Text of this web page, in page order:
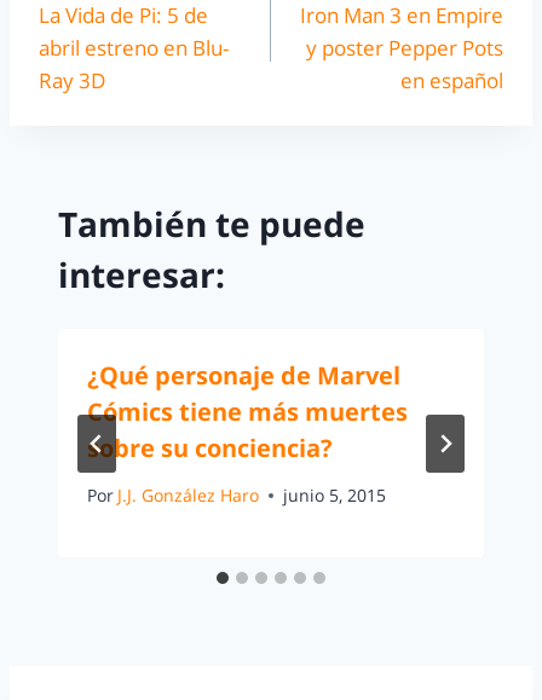
La Vida de Pi: 5 de
abril estreno en Blu-
Ray 3D
Iron Man 3 en Empire
y poster Pepper Pots
en español
También te puede
interesar:
¿Qué personaje de Marvel
Cómics tiene más muertes
sobre su conciencia?
Por J.J. González Haro junio 5, 2015